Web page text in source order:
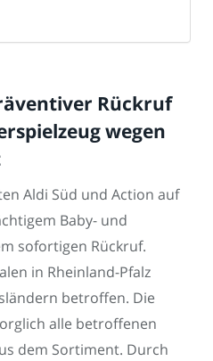
Rückruf
wegen
Aldi Süd und Action auf
Baby- und
sofortigen Rückruf.
in Rheinland-Pfalz
betroffen. Die
alle betroffenen
dem Sortiment. Durch